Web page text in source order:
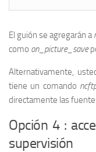
El guión se agregarán a
como on_picture_save
Alternativamente,
tiene un comando
directamente las
Opción 4 :
supervisión